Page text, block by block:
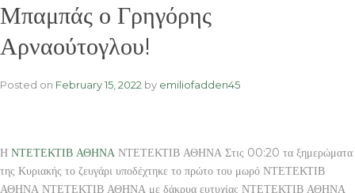
Μπαμπάς ο Γρηγόρης
Αρναούτογλου!
Posted on February 15, 2022 by emiliofadden45
Η ΝΤΕΤΕΚΤΙΒ ΑΘΗΝΑ ΝΤΕΤΕΚΤΙΒ ΑΘΗΝΑ Στις 00:20 τα ξημερώματα
της Κυριακής το ζευγάρι υποδέχτηκε το πρώτο του μωρό ΝΤΕΤΕΚΤΙΒ
ΑΘΗΝΑ ΝΤΕΤΕΚΤΙΒ ΑΘΗΝΑ με δάκρυα ευτυχίας ΝΤΕΤΕΚΤΙΒ ΑΘΗΝΑ